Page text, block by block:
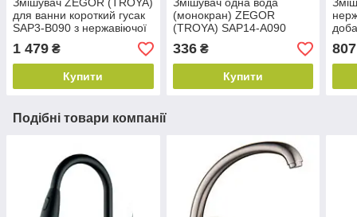
Змішувач ZEGOR (TROYA)
для ванни короткий гусак
SAP3-B090 з нержавіючої
сталі
1 479 ₴
Купити
Змішувач одна вода
(монокран) ZEGOR
(TROYA) SAP14-A090
336₴
Купити
807
Подібні товари компанії